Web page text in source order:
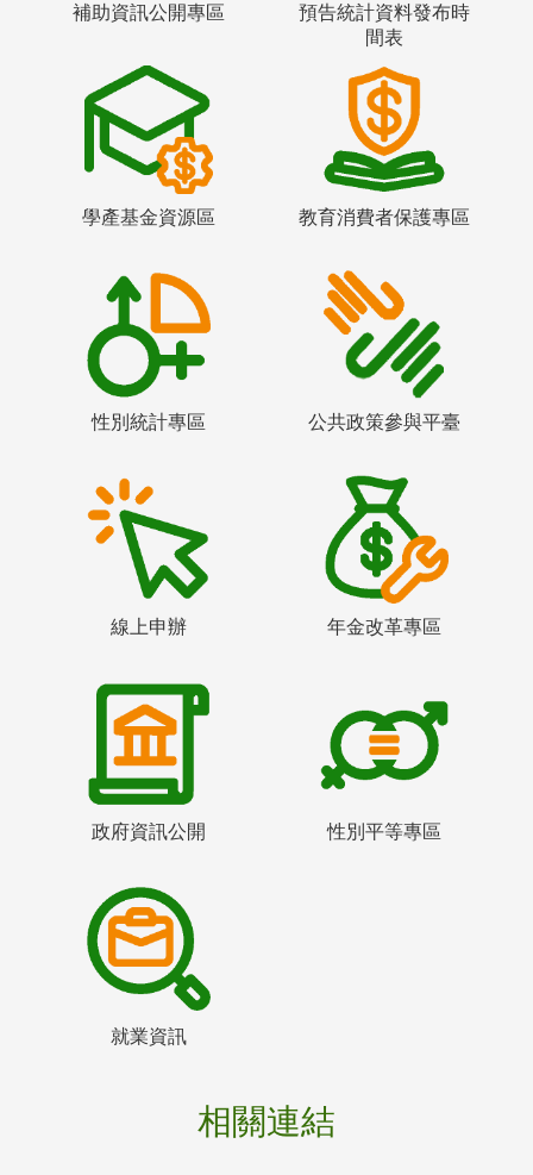
補助資訊公開專區
預告統計資料發布時
間表
學產基金資源區 教育消費者保護專區
性別統計專區 公共政策參與平臺
線上申辦 年金改革專區
政府資訊公開 性別平等專區
就業資訊
相關連結